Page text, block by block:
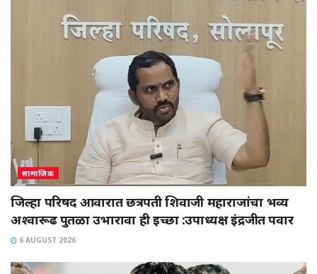
सामाजिक
जिल्हा परिषद आवारात छत्रपती शिवाजी महाराजांचा भव्य
अश्वारूढ पुतळा उभारावा ही इच्छा :उपाध्यक्ष इंद्रजीत पवार
6 AUGUST 2026